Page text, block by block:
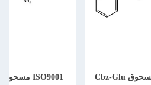
98+ Cbz البيضاء مسحوق Cbz-Glu